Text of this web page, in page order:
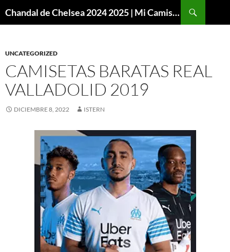
Chandal de Chelsea 2024 2025 | Mi Camiseta Futbol
UNCATEGORIZED
CAMISETAS BARATAS REAL
VALLADOLID 2019
DICIEMBRE 8, 2022 ISTERN